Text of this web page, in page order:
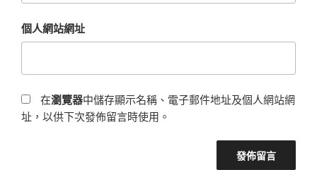
個人網站網址
在瀏覽器中儲存顯示名稱、電子郵件地址及個人網站網
址，以供下次發佈留言時使用。